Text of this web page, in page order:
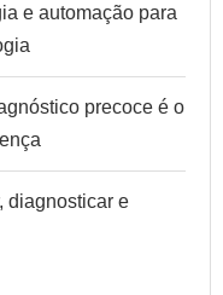
e automação para
precoce é o
diagnosticar e